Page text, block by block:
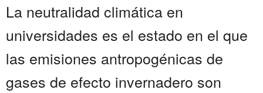
La neutralidad climática en
universidades es el estado en el que
las emisiones antropogénicas de
gases de efecto invernadero son